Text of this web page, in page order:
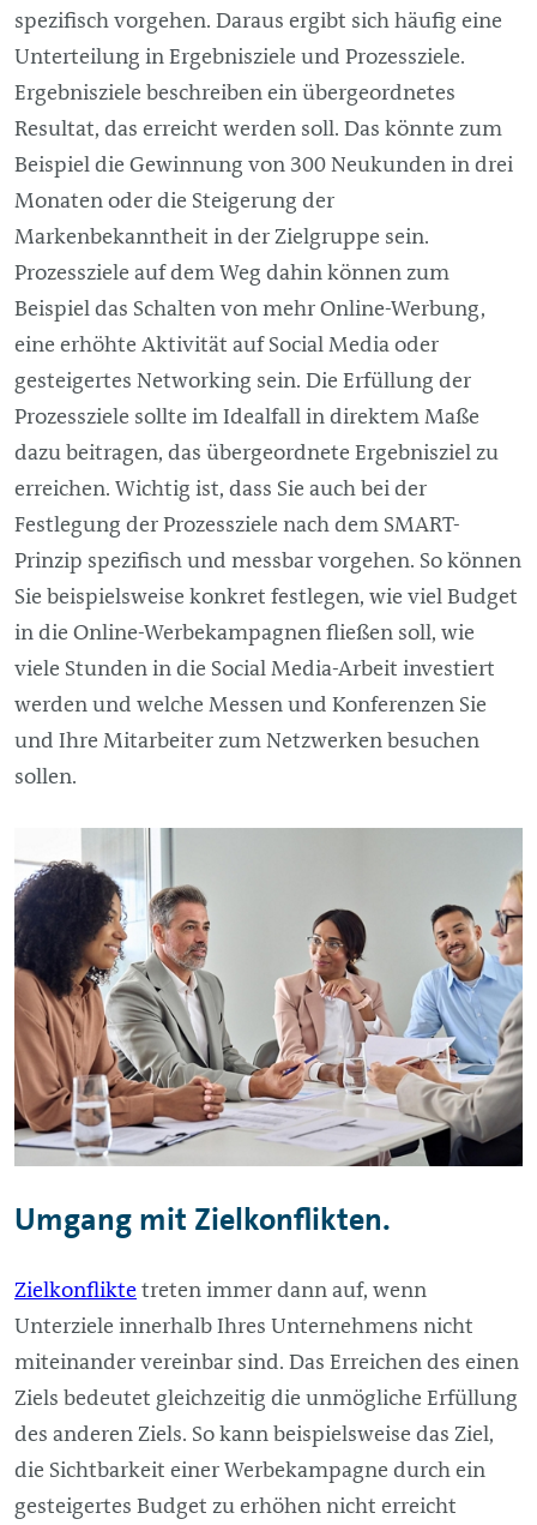
spezifisch vorgehen. Daraus ergibt sich häufig eine
Unterteilung in Ergebnisziele und Prozessziele.
Ergebnisziele beschreiben ein übergeordnetes
Resultat, das erreicht werden soll. Das könnte zum
Beispiel die Gewinnung von 300 Neukunden in drei
Monaten oder die Steigerung der
Markenbekanntheit in der Zielgruppe sein.
Prozessziele auf dem Weg dahin können zum
Beispiel das Schalten von mehr Online-Werbung,
eine erhöhte Aktivität auf Social Media oder
gesteigertes Networking sein. Die Erfüllung der
Prozessziele sollte im Idealfall in direktem Maße
dazu beitragen, das übergeordnete Ergebnisziel zu
erreichen. Wichtig ist, dass Sie auch bei der
Festlegung der Prozessziele nach dem SMART-
Prinzip spezifisch und messbar vorgehen. So können
Sie beispielsweise konkret festlegen, wie viel Budget
in die Online-Werbekampagnen fließen soll, wie
viele Stunden in die Social Media-Arbeit investiert
werden und welche Messen und Konferenzen Sie
und Ihre Mitarbeiter zum Netzwerken besuchen
sollen.
Umgang mit Zielkonflikten.
Zielkonfliktetreten immer dann auf, wenn
Unterziele innerhalb Ihres Unternehmens nicht
miteinander vereinbar sind. Das Erreichen des einen
Ziels bedeutet gleichzeitig die unmögliche Erfüllung
des anderen Ziels. So kann beispielsweise das Ziel,
die Sichtbarkeit einer Werbekampagne durch ein
gesteigertes Budget zu erhöhen nicht erreicht